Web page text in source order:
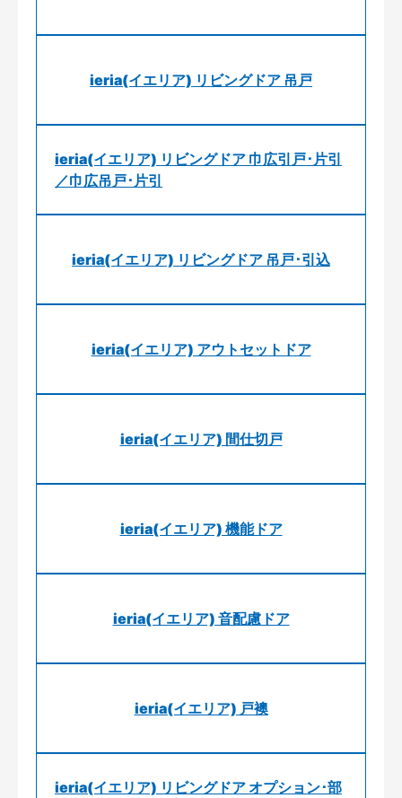
ieria(イエリア) リビングドア 吊戸
ieria(イエリア) リビングドア 巾広引戸･片引
／巾広吊戸･片引
ieria(イエリア) リビングドア 吊戸･引込
ieria(イエリア) アウトセットドア
ieria(イエリア) 間仕切戸
ieria(イエリア) 機能ドア
ieria(イエリア) 音配慮ドア
ieria(イエリア) 戸襖
ieria(イエリア) リビングドア オプション･部